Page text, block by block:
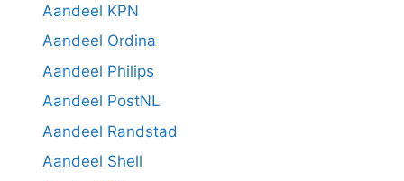
Aandeel KPN
Aandeel Ordina
Aandeel Philips
Aandeel PostNL
Aandeel Randstad
Aandeel Shell